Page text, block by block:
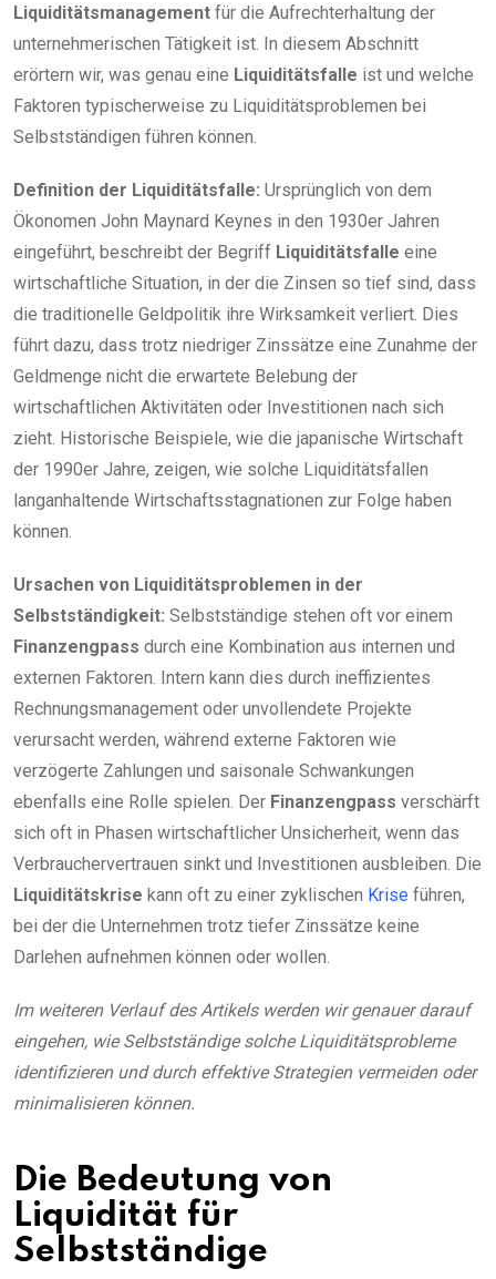
Liquiditätsmanagement für die Aufrechterhaltung der
unternehmerischen Tätigkeit ist. In diesem Abschnitt
erörtern wir, was genau eine Liquiditätsfalle ist und welche
Faktoren typischerweise zu Liquiditätsproblemen bei
Selbstständigen führen können.
Definition der Liquiditätsfalle: Ursprünglich von dem
Ökonomen John Maynard Keynes in den 1930er Jahren
eingeführt, beschreibt der Begriff Liquiditätsfalle eine
wirtschaftliche Situation, in der die Zinsen so tief sind, dass
die traditionelle Geldpolitik ihre Wirksamkeit verliert. Dies
führt dazu, dass trotz niedriger Zinssätze eine Zunahme der
Geldmenge nicht die erwartete Belebung der
wirtschaftlichen Aktivitäten oder Investitionen nach sich
zieht. Historische Beispiele, wie die japanische Wirtschaft
der 1990er Jahre, zeigen, wie solche Liquiditätsfallen
langanhaltende Wirtschaftsstagnationen zur Folge haben
können.
Ursachen von Liquiditätsproblemen in der
Selbstständigkeit: Selbstständige stehen oft vor einem
Finanzengpass durch eine Kombination aus internen und
externen Faktoren. Intern kann dies durch ineffizientes
Rechnungsmanagement oder unvollendete Projekte
verursacht werden, während externe Faktoren wie
verzögerte Zahlungen und saisonale Schwankungen
ebenfalls eine Rolle spielen. Der Finanzengpass verschärft
sich oft in Phasen wirtschaftlicher Unsicherheit, wenn das
Verbrauchervertrauen sinkt und Investitionen ausbleiben. Die
Liquiditätskrise kann oft zu einer zyklischen Krise führen,
bei der die Unternehmen trotz tiefer Zinssätze keine
Darlehen aufnehmen können oder wollen.
Im weiteren Verlauf des Artikels werden wir genauer darauf
eingehen, wie Selbstständige solche Liquiditätsprobleme
identifizieren und durch effektive Strategien vermeiden oder
minimalisieren können.
Die Bedeutung von
Liquidität für
Selbstständige